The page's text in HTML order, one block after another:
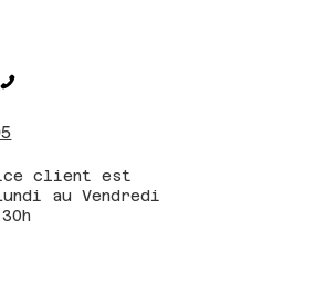
client est
au Vendredi